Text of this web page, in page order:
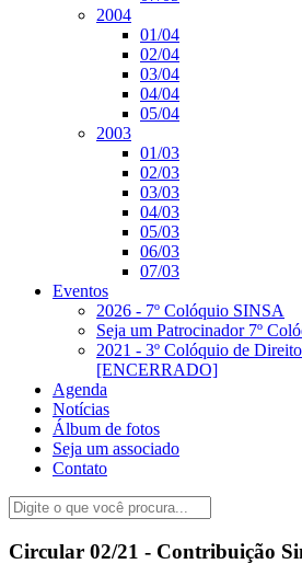
2004
01/04
02/04
03/04
04/04
05/04
2003
01/03
02/03
03/03
04/03
05/03
06/03
07/03
Eventos
2026 - 7º Colóquio SINSA
Seja um Patrocinador 7º
2021 - 3º Colóquio de
[ENCERRADO]
Agenda
Notícias
Álbum de fotos
Seja um associado
Contato
Circular 02/21 - Contribuição